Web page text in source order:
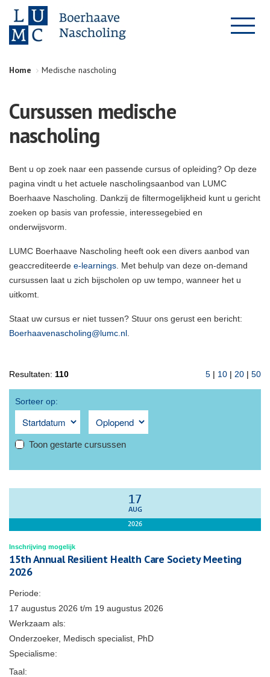
Home Medische nascholing
Cursussen medische
nascholing
Bent u op zoek naar een passende cursus of opleiding? Op deze
pagina vindt u het actuele nascholingsaanbod van LUMC
Boerhaave Nascholing. Dankzij de filtermogelijkheid kunt u gericht
zoeken op basis van professie, interessegebied en
onderwijsvorm.
LUMC Boerhaave Nascholing heeft ook een divers aanbod van
geaccrediteerde e-learnings . Met behulp van deze on-demand
cursussen laat u zich bijscholen op uw tempo, wanneer het u
uitkomt.
Staat uw cursus er niet tussen? Stuur ons gerust een bericht:
Boerhaavenascholing@lumc.nl
Resultaten: 110 5 | 10 | 20 | 50
Sorteer op:
Toon gestarte cursussen
17
AUG
2026
Inschrijving mogelijk
15th Annual Resilient Health Care Society Meeting
2026
Periode:
17 augustus 2026 t/m 19 augustus 2026
Werkzaam als:
Onderzoeker, Medisch specialist, PhD
Specialisme:
Taal: